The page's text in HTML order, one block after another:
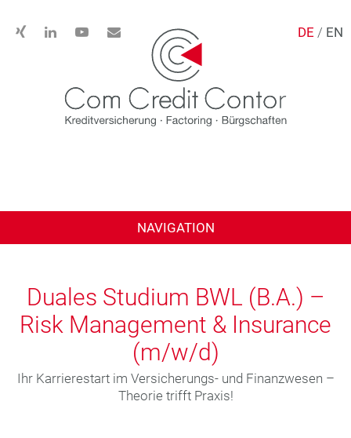
DE / EN
NAVIGATION
Duales Studium BWL (B.A.) –
Risk Management & Insurance
(m/w/d)
Ihr Karrierestart im Versicherungs- und Finanzwesen –
Theorie trifft Praxis!